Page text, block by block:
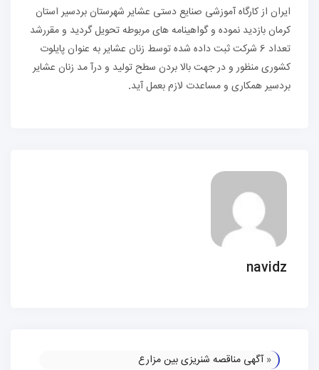
ایران از کارگاه آموزشی صنایع دستی عشایر شهرستان بردسیر استان
کرمان بازدید نموده و گواهینامه های مربوطه تحویل گردید و مقررشد
تعداد 6 شرکت ثبت داده شده توسط زنان عشایر به عنوان پایلوت
کشوری منظور و در جهت بالا بردن سطح تولید و درآ مد زنان عشایر
بردسیر همکاری و مساعدت لازم بعمل آید.
navidz
«آگهی مناقصه شنریزی بین مزارع